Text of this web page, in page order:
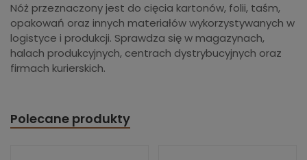
Nóż przeznaczony jest do cięcia kartonów, folii, taśm,
opakowań oraz innych materiałów wykorzystywanych w
logistyce i produkcji. Sprawdza się w magazynach,
halach produkcyjnych, centrach dystrybucyjnych oraz
firmach kurierskich.
Polecane produkty